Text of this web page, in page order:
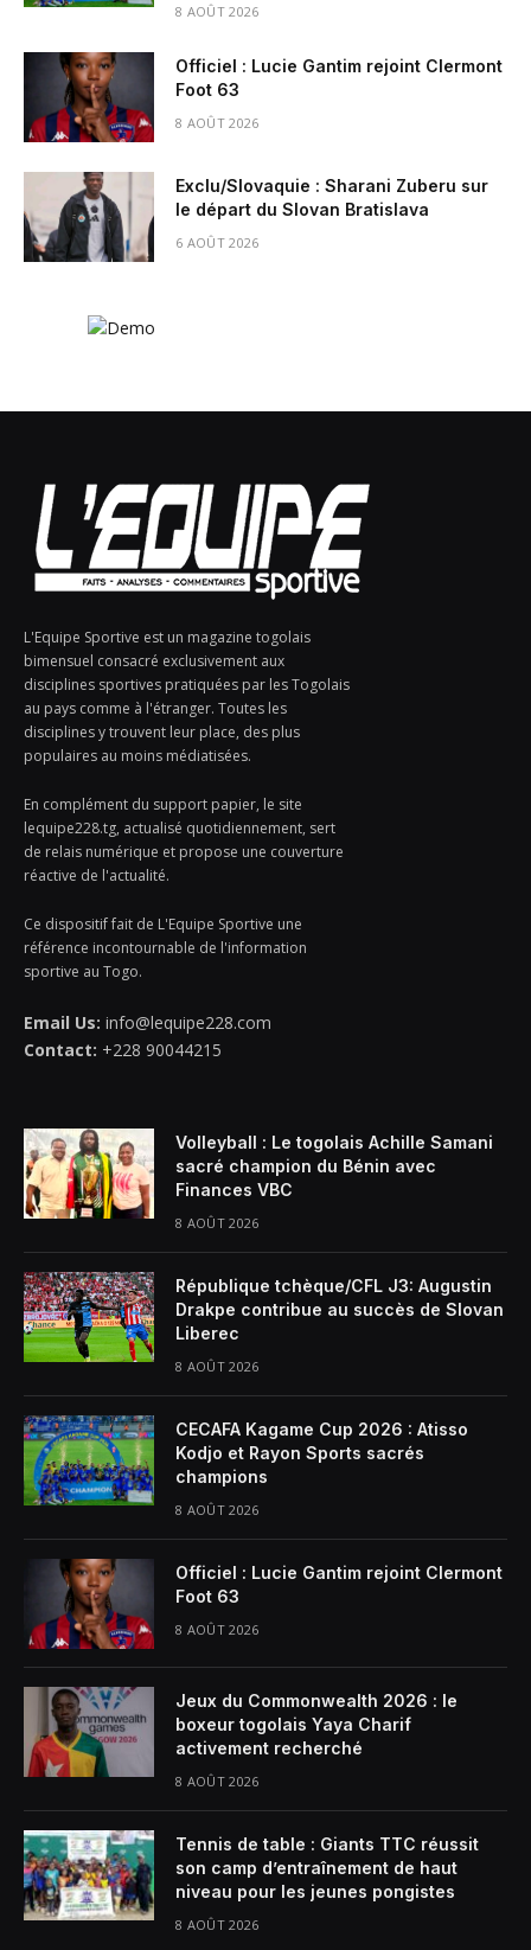
8 AOÛT 2026
Officiel : Lucie Gantim rejoint Clermont
Foot 63
8 AOÛT 2026
Exclu/Slovaquie : Sharani Zuberu sur
le départ du Slovan Bratislava
6 AOÛT 2026
L'Equipe Sportive est un magazine togolais
bimensuel consacré exclusivement aux
disciplines sportives pratiquées par les Togolais
au pays comme à l'étranger. Toutes les
disciplines y trouvent leur place, des plus
populaires au moins médiatisées.
En complément du support papier, le site
lequipe228.tg, actualisé quotidiennement, sert
de relais numérique et propose une couverture
réactive de l'actualité.
Ce dispositif fait de L'Equipe Sportive une
référence incontournable de l'information
sportive au Togo.
Email Us: info@lequipe228.com
Contact: +228 90044215
Volleyball : Le togolais Achille Samani
sacré champion du Bénin avec
Finances VBC
8 AOÛT 2026
République tchèque/CFL J3: Augustin
Drakpe contribue au succès de Slovan
Liberec
8 AOÛT 2026
CECAFA Kagame Cup 2026 : Atisso
Kodjo et Rayon Sports sacrés
champions
8 AOÛT 2026
Officiel : Lucie Gantim rejoint Clermont
Foot 63
8 AOÛT 2026
Jeux du Commonwealth 2026 : le
boxeur togolais Yaya Charif
activement recherché
8 AOÛT 2026
Tennis de table : Giants TTC réussit
son camp d’entraînement de haut
niveau pour les jeunes pongistes
8 AOÛT 2026